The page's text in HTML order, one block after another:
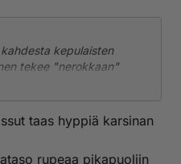
kepulaisten
tekee "nerokkaan"
"lisätietoa". Ja
joten kertokaa ihmeessä
tältä teatterilta.
taas hyppiä karsinan
rupeaa pikapuoliin